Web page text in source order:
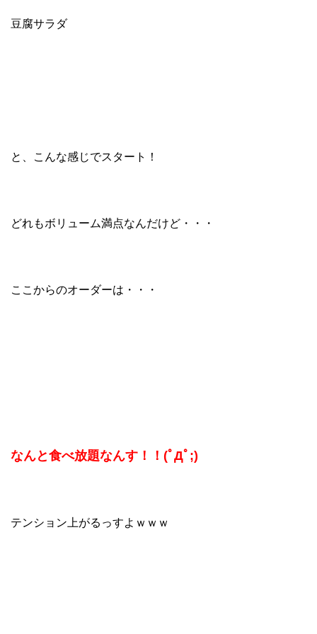
豆腐サラダ
と、こんな感じでスタート！
どれもボリューム満点なんだけど・・・
ここからのオーダーは・・・
なんと食べ放題なんす！！(ﾟДﾟ;)
テンション上がるっすよｗｗｗ